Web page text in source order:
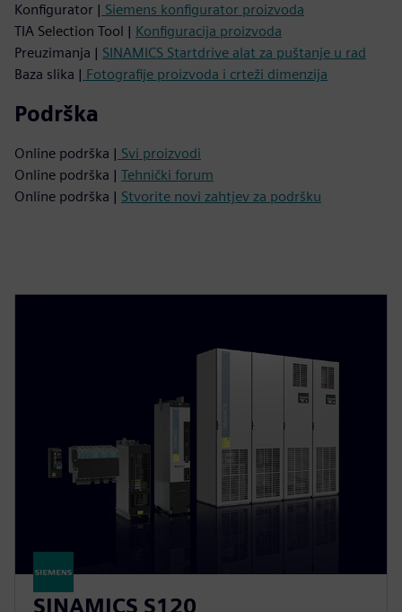
Konfigurator | Siemens konfigurator proizvoda
TIA Selection Tool | Konfiguracija proizvoda
Preuzimanja | SINAMICS Startdrive alat za puštanje u rad
Baza slika | Fotografije proizvoda i crteži dimenzija
Podrška
Online podrška | Svi proizvodi
Online podrška | Tehnički forum
Online podrška | Stvorite novi zahtjev za podršku
SINAMICS S120